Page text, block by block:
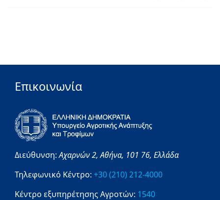
Επικοινωνία
Διεύθυνση:Αχαρνών 2,Αθήνα, 101 76, Ελλάδα
Τηλεφωνικό Κέντρο: +30 (210) 212-4000
Κέντρο εξυπηρέτησης Αγροτών: 1540